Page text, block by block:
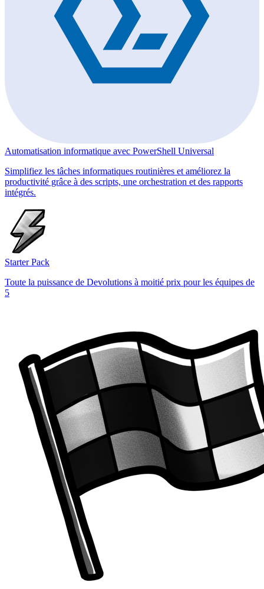
Automatisation informatique avec PowerShell Universal
Simplifiez les tâches informatiques routinières et améliorez la
productivité grâce à des scripts, une orchestration et des rapports
intégrés.
Starter Pack
Toute la puissance de Devolutions à moitié prix pour les équipes de
5